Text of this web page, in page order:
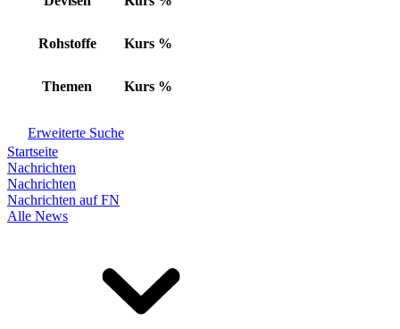
Rohstoffe Kurs %
Themen Kurs %
Erweiterte Suche
Startseite
Nachrichten
Nachrichten
Nachrichten auf FN
Alle News